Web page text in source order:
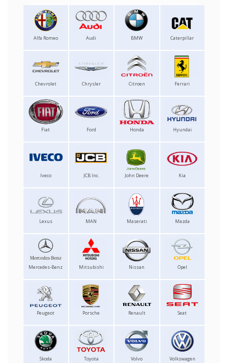
Alfa Romeo Audi BMW Caterpillar
Chevrolet Chrysler Citroen Ferrari
Fiat Ford Honda Hyundai
Iveco JCB Inc. John Deere Kia
Lexus MAN Maserati Mazda
Mercedes-Benz Mitsubishi Nissan Opel
Peugeot Porsche Renault Seat
Skoda Toyota Volvo Volkswagen